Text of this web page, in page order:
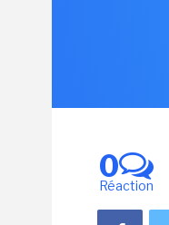
0
Réaction